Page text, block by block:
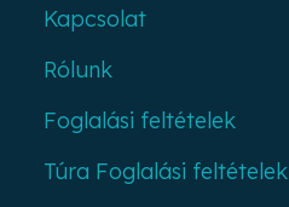
Kapcsolat
Rólunk
Foglalási feltételek
Túra Foglalási feltételek